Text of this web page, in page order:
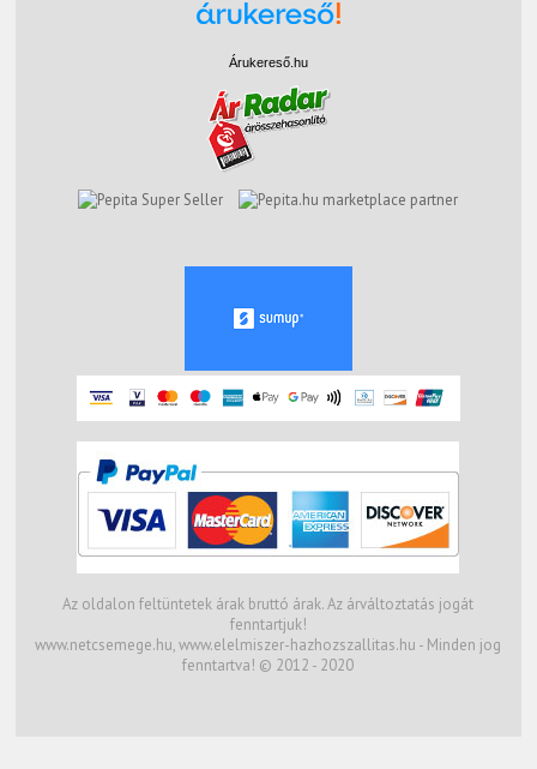
Árukereső.hu
marketplace partner
Az oldalon feltüntetek árak bruttó árak. Az árváltoztatás jogát
fenntartjuk!
www.netcsemege.hu, www.elelmiszer-hazhozszallitas.hu - Minden jog
fenntartva! © 2012 - 2020